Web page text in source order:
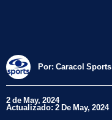
Por: Caracol Sports
2 de May, 2024
Actualizado: 2 De May, 2024